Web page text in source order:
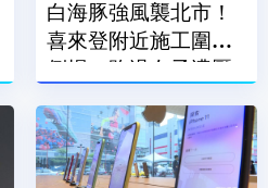
白海豚強風襲北市！
喜來登附近施工圍籬
倒塌 路過女子遭壓